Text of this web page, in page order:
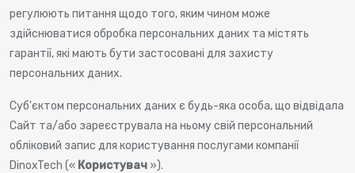
регулюють питання щодо того, яким чином може
здійснюватися обробка персональних даних та містять
гарантії, які мають бути застосовані для захисту
персональних даних.
Суб'єктом персональних даних є будь-яка особа, що відвідала
Сайт та/або зареєструвала на ньому свій персональний
обліковий запис для користування послугами компанії
DinoxTech (« Користувач »).